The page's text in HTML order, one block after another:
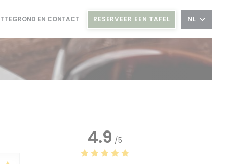
EN CONTACT RESERVEER EEN TAFEL NL
4.9 /5